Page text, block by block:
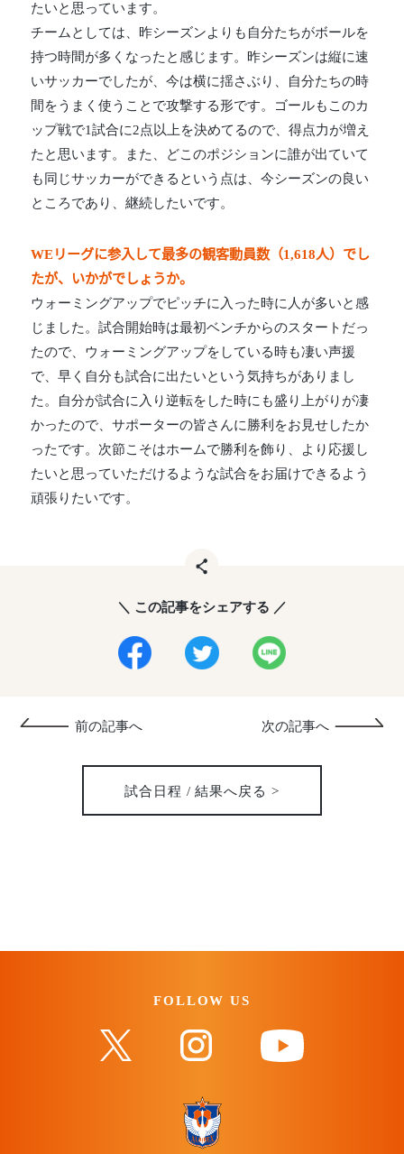
たいと思っています。
チームとしては、昨シーズンよりも自分たちがボールを
持つ時間が多くなったと感じます。昨シーズンは縦に速
いサッカーでしたが、今は横に揺さぶり、自分たちの時
間をうまく使うことで攻撃する形です。ゴールもこのカ
ップ戦で1試合に2点以上を決めてるので、得点力が増え
たと思います。また、どこのポジションに誰が出ていて
も同じサッカーができるという点は、今シーズンの良い
ところであり、継続したいです。
WEリーグに参入して最多の観客動員数（1,618人）でし
たが、いかがでしょうか。
ウォーミングアップでピッチに入った時に人が多いと感
じました。試合開始時は最初ベンチからのスタートだっ
たので、ウォーミングアップをしている時も凄い声援
で、早く自分も試合に出たいという気持ちがありまし
た。自分が試合に入り逆転をした時にも盛り上がりが凄
かったので、サポーターの皆さんに勝利をお見せしたか
ったです。次節こそはホームで勝利を飾り、より応援し
たいと思っていただけるような試合をお届けできるよう
頑張りたいです。
＼ この記事をシェアする ／
試合日程 / 結果へ戻る >
前の記事へ 次の記事へ
FOLLOW US